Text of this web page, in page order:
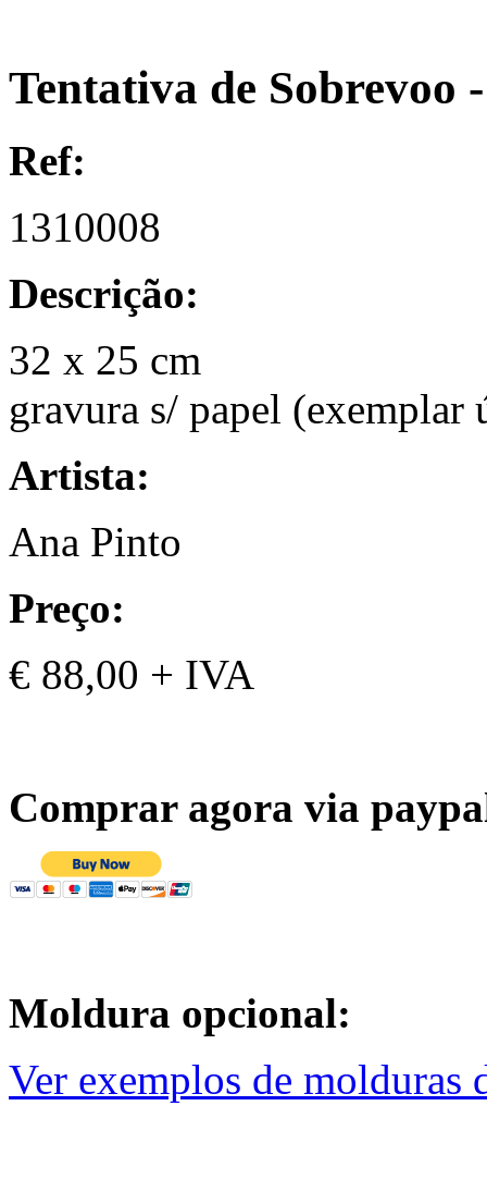
Tentativa de Sobrevoo
Ref:
1310008
Descrição:
32 x 25 cm
gravura s/ papel (exemplar
Artista:
Ana Pinto
Preço:
€ 88,00 + IVA
Comprar agora via
Moldura opcional:
Ver exemplos de molduras